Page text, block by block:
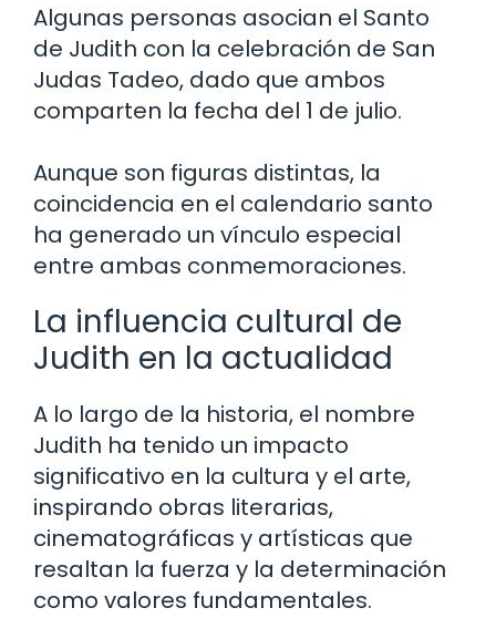
Algunas personas asocian el Santo
de Judith con la celebración de San
Judas Tadeo, dado que ambos
comparten la fecha del 1 de julio.
Aunque son figuras distintas, la
coincidencia en el calendario santo
ha generado un vínculo especial
entre ambas conmemoraciones.
La influencia cultural de
Judith en la actualidad
A lo largo de la historia, el nombre
Judith ha tenido un impacto
significativo en la cultura y el arte,
inspirando obras literarias,
cinematográficas y artísticas que
resaltan la fuerza y la determinación
como valores fundamentales.